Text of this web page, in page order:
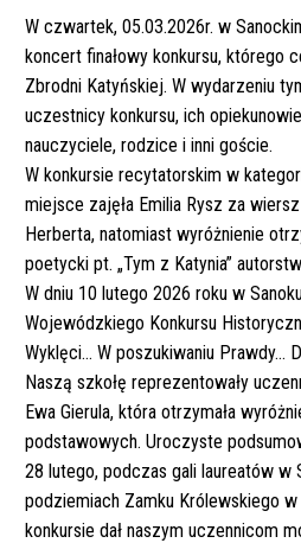
W czwartek, 05.03.2026r. w
koncert finałowy konkursu, którego
Zbrodni Katyńskiej. W wydarzeniu
uczestnicy konkursu, ich
nauczyciele, rodzice i inni goście.
W konkursie recytatorskim w
miejsce zajęła Emilia Rysz za
Herberta, natomiast wyróżnienie
poetycki pt. „Tym z Katynia”
W dniu 10 lutego 2026 roku w
Wojewódzkiego Konkursu
Wyklęci… W poszukiwaniu Prawdy…
Naszą szkołę reprezentowały
Ewa Gierula, która otrzymała
podstawowych. Uroczyste
28 lutego, podczas gali laureatów w
podziemiach Zamku Królewskiego w
konkursie dał naszym uczennicom